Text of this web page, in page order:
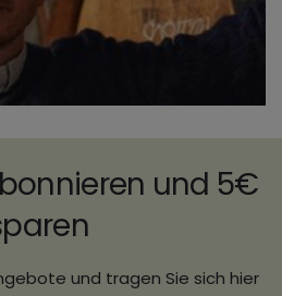
und 5€
und tragen Sie sich hier